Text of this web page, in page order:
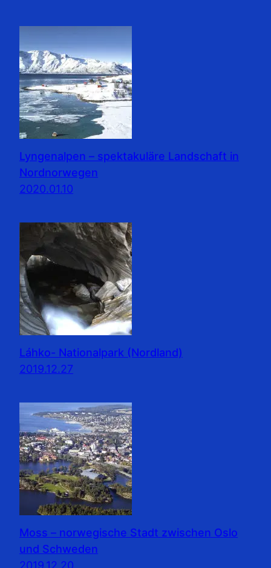
Lyngenalpen – spektakuläre Landschaft in
Nordnorwegen
2020.01.10
Láhko- Nationalpark (Nordland)
2019.12.27
Moss – norwegische Stadt zwischen Oslo
und Schweden